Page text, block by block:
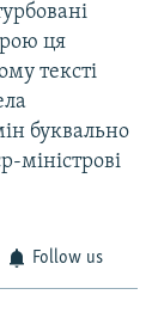
ця
тексті
буквально
міністрові
Follow us